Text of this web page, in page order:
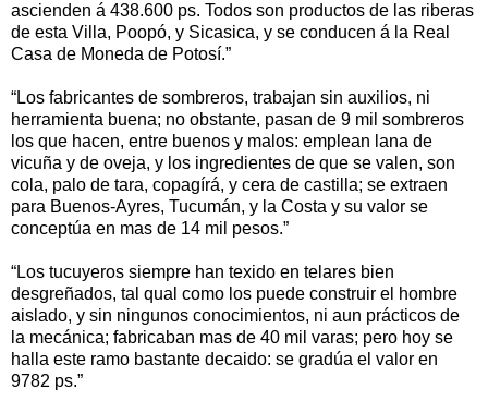
ascienden á 438.600 ps. Todos son productos de las riberas
de esta Villa, Poopó, y Sicasica, y se conducen á la Real
Casa de Moneda de Potosí.”
“Los fabricantes de sombreros, trabajan sin auxilios, ni
herramienta buena; no obstante, pasan de 9 mil sombreros
los que hacen, entre buenos y malos: emplean lana de
vicuña y de oveja, y los ingredientes de que se valen, son
cola, palo de tara, copagírá, y cera de castilla; se extraen
para Buenos-Ayres, Tucumán, y la Costa y su valor se
conceptúa en mas de 14 mil pesos.”
“Los tucuyeros siempre han texido en telares bien
desgreñados, tal qual como los puede construir el hombre
aislado, y sin ningunos conocimientos, ni aun prácticos de
la mecánica; fabricaban mas de 40 mil varas; pero hoy se
halla este ramo bastante decaido: se gradúa el valor en
9782 ps.”